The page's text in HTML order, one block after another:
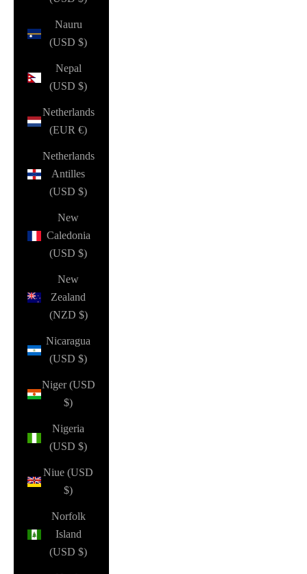
Nauru
(USD $)
Nepal
(USD $)
Netherlands
(EUR €)
Netherlands
Antilles
(USD $)
New
Caledonia
(USD $)
New
Zealand
(NZD $)
Nicaragua
(USD $)
Niger (USD
$)
Nigeria
(USD $)
Niue (USD
$)
Norfolk
Island
(USD $)